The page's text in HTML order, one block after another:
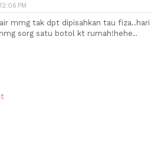
PM
mmg tak dpt dipisahkan tau fiza..hari
sorg satu botol kt rumah!hehe..